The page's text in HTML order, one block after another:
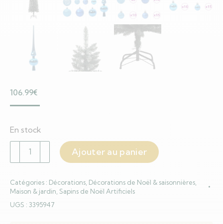
106.99€
En stock
quantité
de
Noël
artificiel
Ajouter au panier
Catégories : Décorations Décorations de Noël & saisonnières
Maison & jardin Sapins de Noël Artificiels
UGS : 3395947